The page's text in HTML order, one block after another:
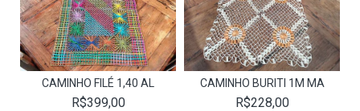
CAMINHO FILÉ 1,40 AL
R$399,00
CAMINHO BURITI 1M MA
R$228,00